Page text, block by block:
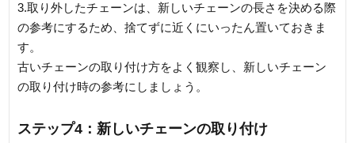
3.取り外したチェーンは、新しいチェーンの長さを決める際
の参考にするため、捨てずに近くにいったん置いておきま
す。
古いチェーンの取り付け方をよく観察し、新しいチェーン
の取り付け時の参考にしましょう。
ステップ4：新しいチェーンの取り付け